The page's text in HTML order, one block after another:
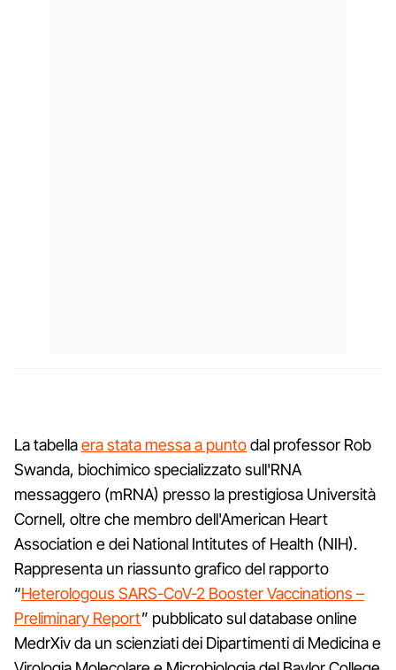
La tabellaera stata messa a puntodal professor Rob
Swanda, biochimico specializzato sull'RNA
messaggero (mRNA) presso la prestigiosa Università
Cornell, oltre che membro dell'American Heart
Association e dei National Intitutes of Health (NIH).
Rappresenta un riassunto grafico del rapporto
“Heterologous SARS-CoV-2 Booster Vaccinations –
Preliminary Report” pubblicato sul database online
MedrXiv da un scienziati dei Dipartimenti di Medicina e